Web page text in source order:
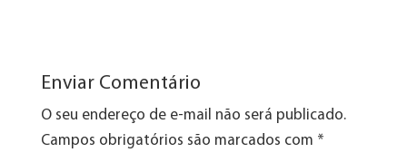
Enviar Comentário
O seu endereço de e-mail não será publicado.
Campos obrigatórios são marcados com *